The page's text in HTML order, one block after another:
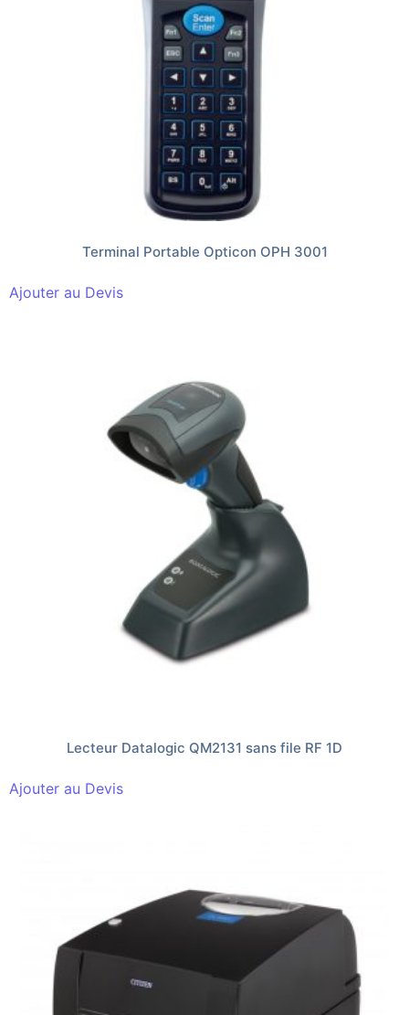
Terminal Portable Opticon OPH 3001
Ajouter au Devis
Lecteur Datalogic QM2131 sans file RF 1D
Ajouter au Devis